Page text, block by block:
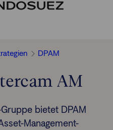
DPAM
AM
bietet DPAM
Management-